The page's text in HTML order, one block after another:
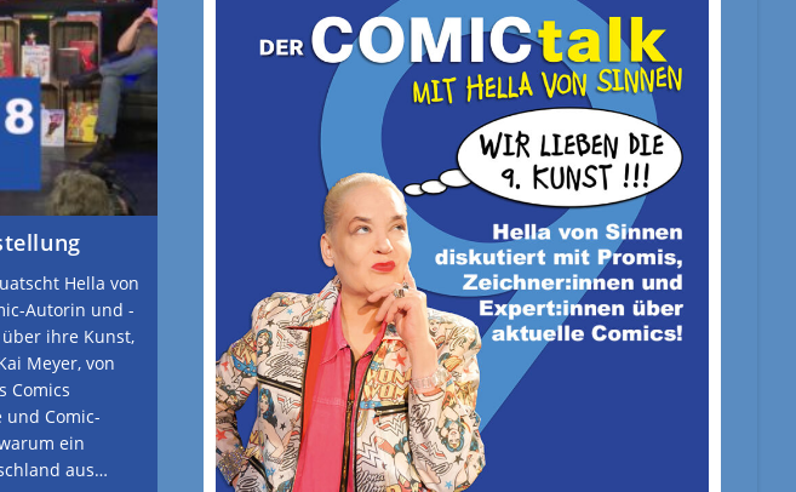
Hella von
Autorin und -
über ihre Kunst,
Meyer, von
Comics
und Comic-
ein
aus…